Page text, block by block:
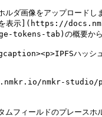
ダ画像をアップロード
データを表示
tab)の概要から直
ハッシ
nmkr-
フィールドのプレースホ